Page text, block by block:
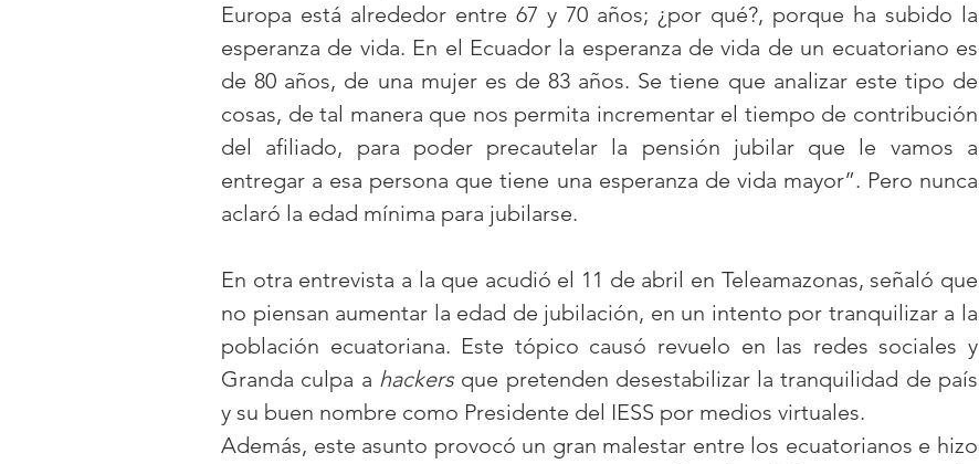
Europa está alrededor entre 67 y 70 años; ¿por qué?, porque ha subido la
esperanza de vida. En el Ecuador la esperanza de vida de un ecuatoriano es
de 80 años, de una mujer es de 83 años. Se tiene que analizar este tipo de
cosas, de tal manera que nos permita incrementar el tiempo de contribución
del afiliado, para poder precautelar la pensión jubilar que le vamos a
entregar a esa persona que tiene una esperanza de vida mayor”. Pero nunca
aclaró la edad mínima para jubilarse.
En otra entrevista a la que acudió el 11 de abril en Teleamazonas, señaló que
no piensan aumentar la edad de jubilación, en un intento por tranquilizar a la
población ecuatoriana. Este tópico causó revuelo en las redes sociales y
Granda culpa a hackers que pretenden desestabilizar la tranquilidad de país
y su buen nombre como Presidente del IESS por medios virtuales.
Además, este asunto provocó un gran malestar entre los ecuatorianos e hizo